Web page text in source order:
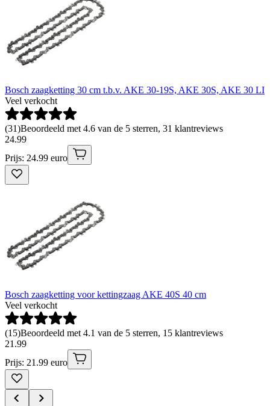
Bosch zaagketting 30 cm t.b.v. AKE 30-19S, AKE 30S, AKE 30 LI
Veel verkocht
(31)Beoordeeld met 4.6 van de 5 sterren, 31 klantreviews
24.99
Prijs: 24.99 euro
Bosch zaagketting voor kettingzaag AKE 40S 40 cm
Veel verkocht
(15)Beoordeeld met 4.1 van de 5 sterren, 15 klantreviews
21 .99
Prijs: 21.99 euro